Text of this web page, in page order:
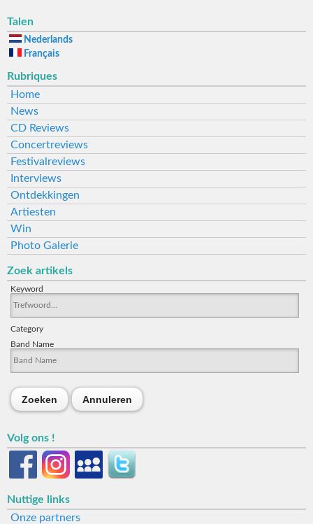
Talen
Nederlands
Français
Rubriques
Home
News
CD Reviews
Concertreviews
Festivalreviews
Interviews
Ontdekkingen
Artiesten
Win
Photo Galerie
Zoek artikels
Keyword
Category
Band Name
Zoeken Annuleren
Volg ons !
Nuttige links
Onze partners